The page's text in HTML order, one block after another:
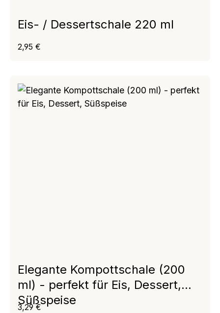
Eis- / Dessertschale 220 ml
Regulärer Preis:
2,95 €
Elegante Kompottschale (200
ml) - perfekt für Eis, Dessert,
Süßspeise
Regulärer Preis:
3,29 €